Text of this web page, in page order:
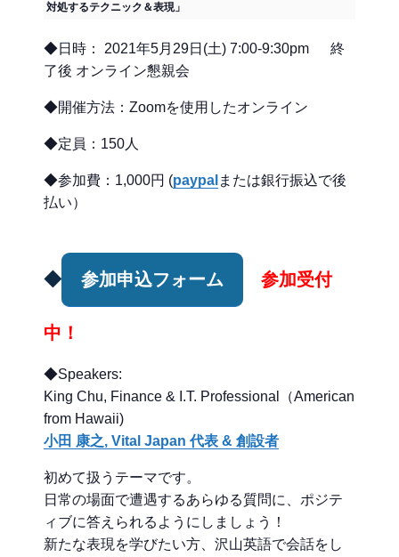
対処するテクニック＆表現」
◆日時： 2021年5月29日(土) 7:00-9:30pm 終
了後 オンライン懇親会
◆開催方法：Zoomを使用したオンライン
◆定員：150人
◆参加費：1,000円 (paypal または銀行振込で後
払い）
◆ 参加申込フォーム 参加受付
中！
◆Speakers:
King Chu, Finance & I.T. Professional（American
from Hawaii)
小田 康之, Vital Japan 代表 & 創設者
初めて扱うテーマです。
日常の場面で遭遇するあらゆる質問に、ポジテ
ィブに答えられるようにしましょう！
新たな表現を学びたい方、沢山英語で会話をし